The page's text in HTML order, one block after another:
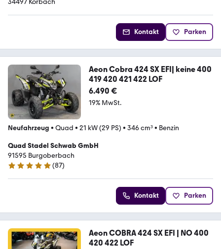
Kontakt Parken
Aeon Cobra 424 SX EFI| keine 400
419 420 421 422 LOF
6.490 €
19% MwSt.
Neufahrzeug • Quad • 21 kW (29 PS) • 346 cm³• Benzin
Quad Stadel Schwab GmbH
91595 Burgoberbach
5 Sterne
(87)
Kontakt Parken
Aeon COBRA 424 SX EFI | NO 400
420 422 LOF